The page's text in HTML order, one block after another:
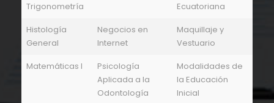
Trigonometría
Ecuatoriana
Histología
General
Negocios en
Internet
Maquillaje y
Vestuario
Matemáticas I
Psicología
Aplicada a la
Odontología
Modalidades de
la Educación
Inicial